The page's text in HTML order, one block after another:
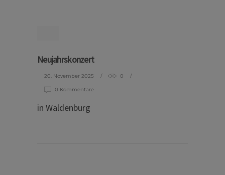
Neujahrskonzert
20. November 2025 0
0 Kommentare
in Waldenburg